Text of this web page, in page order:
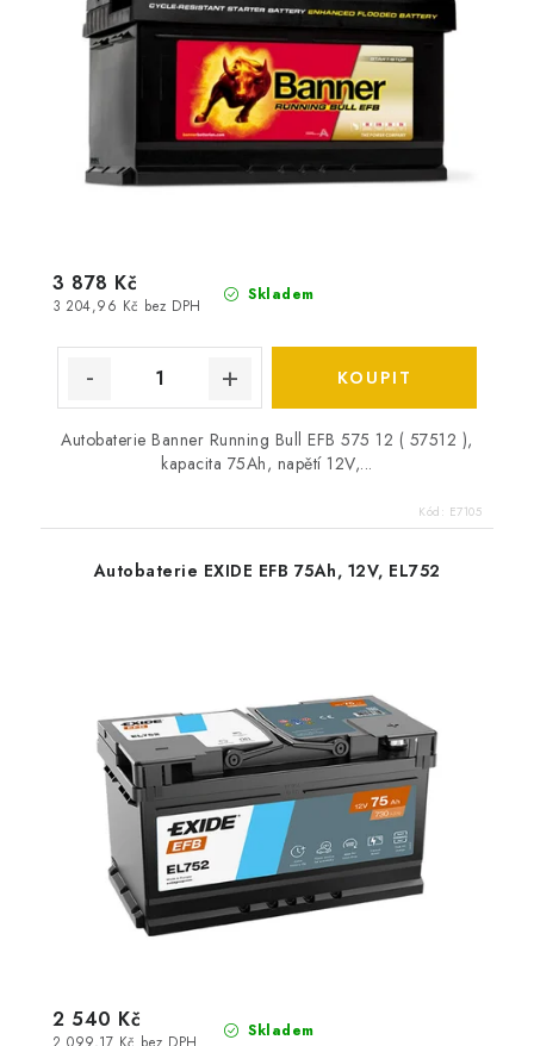
Skladem
3 204,96 Kč bez DPH
3 878 Kč
Autobaterie Banner Running Bull EFB 575 12 ( 57512 ),
kapacita 75Ah, napětí 12V,...
Kód: E7105
Autobaterie EXIDE EFB 75Ah, 12V, EL752
Skladem
2 540 Kč